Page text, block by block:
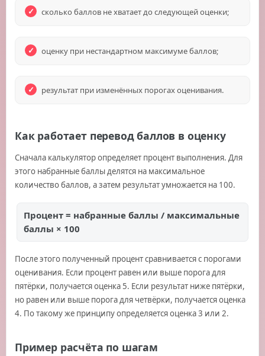
сколько баллов не хватает до следующей оценки;
оценку при нестандартном максимуме баллов;
результат при изменённых порогах оценивания.
Как работает перевод баллов в оценку
Сначала калькулятор определяет процент выполнения. Для
этого набранные баллы делятся на максимальное
количество баллов, а затем результат умножается на 100.
Процент = набранные баллы / максимальные
баллы × 100
После этого полученный процент сравнивается с порогами
оценивания. Если процент равен или выше порога для
пятёрки, получается оценка 5. Если результат ниже пятёрки,
но равен или выше порога для четвёрки, получается оценка
4. По такому же принципу определяется оценка 3 или 2.
Пример расчёта по шагам